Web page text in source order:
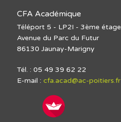
CFA Académique
Téléport 5 - LP2I - 3ème étage
Avenue du Parc du Futur
86130 Jaunay-Marigny
Tél. : 05 49 39 62 22
E-mail : cfa.acad@ac-poitiers.fr